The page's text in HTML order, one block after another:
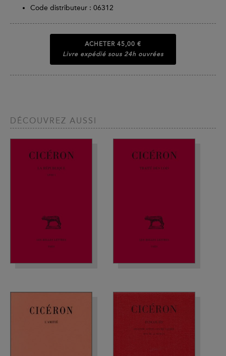
Code distributeur : 06312
ACHETER 45,00 €
Livre expédié sous 24h ouvrées
DÉCOUVREZ AUSSI